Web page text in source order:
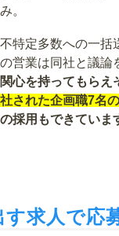
。
特定多数への一
営業は同社と議
心を持ってもら
された企画職7名
採用もできていま
求人で応